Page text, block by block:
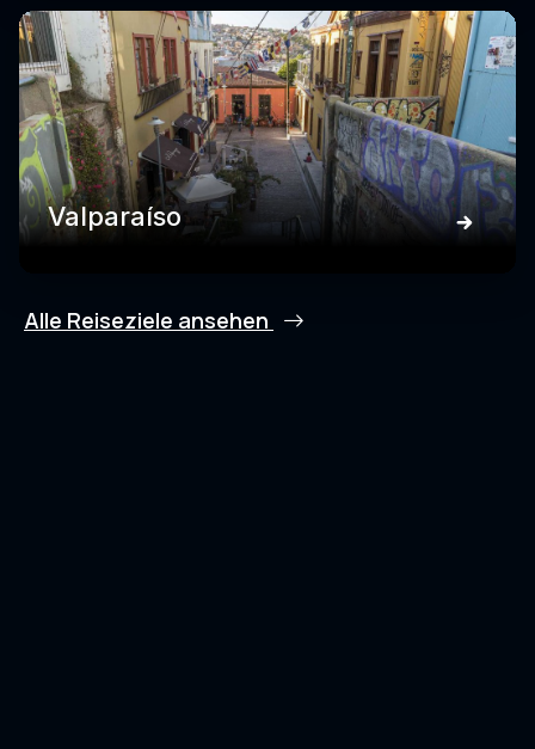
Valparaíso
Alle Reiseziele ansehen